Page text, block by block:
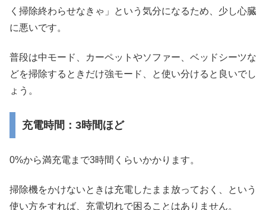
く掃除終わらせなきゃ」という気分になるため、少し心臓
に悪いです。
普段は中モード、カーペットやソファー、ベッドシーツな
どを掃除するときだけ強モード、と使い分けると良いでし
ょう。
充電時間：3時間ほど
0%から満充電まで3時間くらいかかります。
掃除機をかけないときは充電したまま放っておく、という
使い方をすれば、充電切れで困ることはありません。